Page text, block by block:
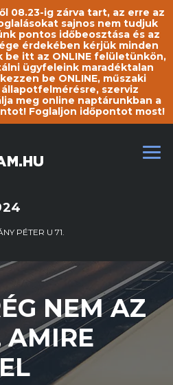
08.23-ig zárva tart, az erre az
sajnos nem tudjuk
pontos időbeosztása és az
érdekében kérjük minden
itt az ONLINE felületünkön,
ügyfeleink maradéktalan
be ONLINE, műszaki
szerviz
meg online naptárunkban a
Foglaljon időpontot most!
PÉTER U 71.
NEM AZ
AMIRE